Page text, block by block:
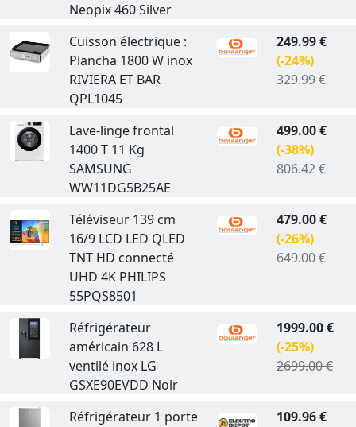
Neopix 460 Silver
Cuisson électrique :
Plancha 1800 W inox
RIVIERA ET BAR
QPL1045
249.99 €
(-24%)
329.99 €
Lave-linge frontal
1400 T 11 Kg
SAMSUNG
WW11DG5B25AE
499.00 €
(-38%)
806.42 €
Téléviseur 139 cm
16/9 LCD LED QLED
TNT HD connecté
UHD 4K PHILIPS
55PQS8501
479.00 €
(-26%)
649.00 €
Réfrigérateur
américain 628 L
ventilé inox LG
GSXE90EVDD Noir
1999.00 €
(-25%)
2699.00 €
Réfrigérateur 1 porte 109.96 €